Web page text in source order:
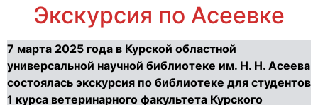
Экскурсия по Асеевке
7 марта 2025 года в Курской областной
универсальной научной библиотеке им. Н. Н. Асеева
состоялась экскурсия по библиотеке для студентов
1 курса ветеринарного факультета Курского